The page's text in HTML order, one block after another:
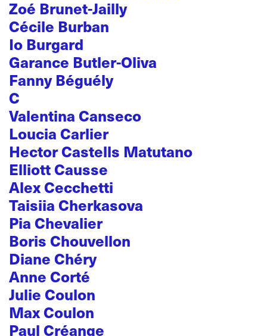
Zoé Brunet-Jailly
Cécile Burban
Io Burgard
Garance Butler-Oliva
Fanny Béguély
C
Valentina Canseco
Loucia Carlier
Hector Castells Matutano
Elliott Causse
Alex Cecchetti
Taisiia Cherkasova
Pia Chevalier
Boris Chouvellon
Diane Chéry
Anne Corté
Julie Coulon
Max Coulon
Paul Créange